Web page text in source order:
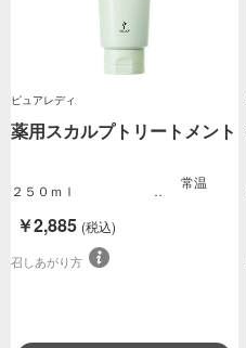
ピュアレディ
薬用スカルプトリートメント
２５０ｍｌ 常温
￥2,885 (税込)
召しあがり方